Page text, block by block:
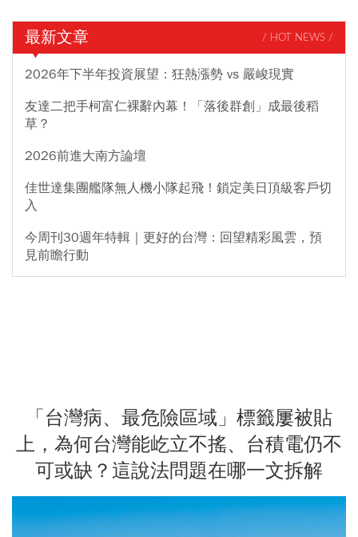
最新文章 / HOT NEWS /
2026年下半年投資展望：狂熱漲勢 vs 嚴峻現實
友達二把手柯富仁裸辭內幕！「落後群創」成最後稻
草？
2026前進大南方論壇
佳世達集團艦隊無人機小隊起飛！鎖定美日頂級客戶切
入
今周刊30週年特輯｜更好的台灣：回望精彩風雲，預
見前瞻行動
「台灣病、最危險區域」標籤屢被貼
上，為何台灣能屹立不搖、台積電仍不
可或缺？這說法問題在哪一文拆解